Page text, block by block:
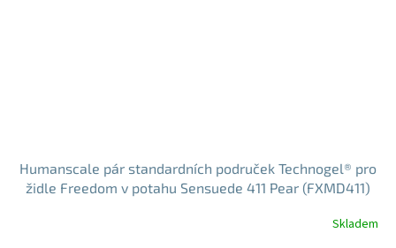
Humanscale pár standardních područek Technogel® pro
židle Freedom v potahu Sensuede 411 Pear (FXMD411)
Skladem